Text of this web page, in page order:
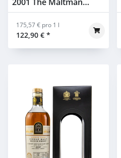
45,9% 0,7l
122,90 € *
175,57 € pro 1 l